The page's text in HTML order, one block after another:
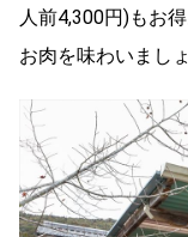
人前4,300円)もお
お肉を味わいましょ